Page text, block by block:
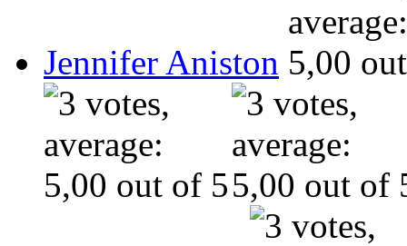
Jennifer Aniston